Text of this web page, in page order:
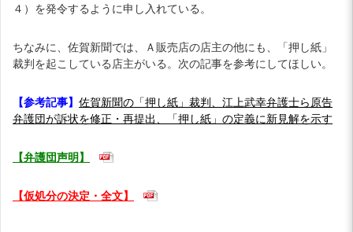
４）を発令するように申し入れている。
ちなみに、佐賀新聞では、Ａ販売店の店主の他にも、「押し紙」
裁判を起こしている店主がいる。次の記事を参考にしてほしい。
【参考記事】 佐賀新聞の「押し紙」裁判、江上武幸弁護士ら原告
弁護団が訴状を修正・再提出、「押し紙」の定義に新見解を示す
【弁護団声明】
【仮処分の決定・全文】